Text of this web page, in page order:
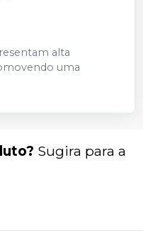
alta
uma
Sugira para a